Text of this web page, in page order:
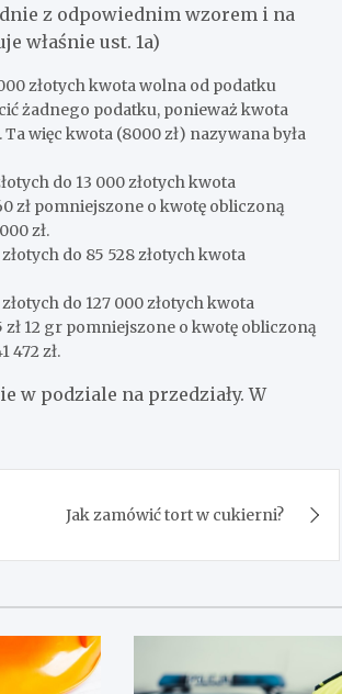
z odpowiednim wzorem i na
właśnie ust. 1a)
złotych kwota wolna od podatku
żadnego podatku, ponieważ kwota
więc kwota (8000 zł) nazywana była
do 13 000 złotych kwota
zł pomniejszone o kwotę obliczoną
zł.
do 85 528 złotych kwota
do 127 000 złotych kwota
12 gr pomniejszone o kwotę obliczoną
472 zł.
w podziale na przedziały. W
Jak zamówić tort w cukierni?